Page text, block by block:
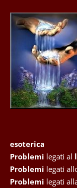
esoterica
Problemi legati al
Problemi legati
Problemi legati